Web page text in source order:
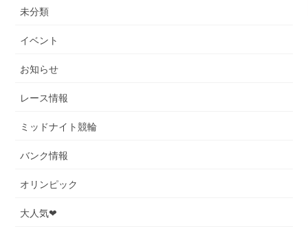
未分類
イベント
お知らせ
レース情報
ミッドナイト競輪
バンク情報
オリンピック
大人気❤